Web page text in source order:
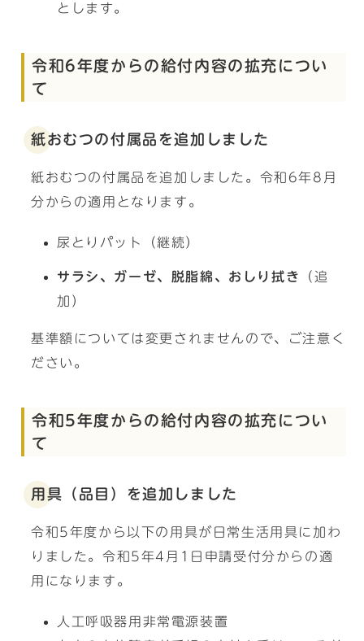
とします。
令和6年度からの給付内容の拡充につい
て
紙おむつの付属品を追加しました
紙おむつの付属品を追加しました。令和6年8月
分からの適用となります。
尿とりパット（継続）
サラシ、ガーゼ、脱脂綿、おしり拭き
（追
加）
基準額については変更されませんので、ご注意く
ださい。
令和5年度からの給付内容の拡充につい
て
用具（品目）を追加しました
令和5年度から以下の用具が日常生活用具に加わ
りました。令和5年4月1日申請受付分からの適
用になります。
人工呼吸器用非常電源装置